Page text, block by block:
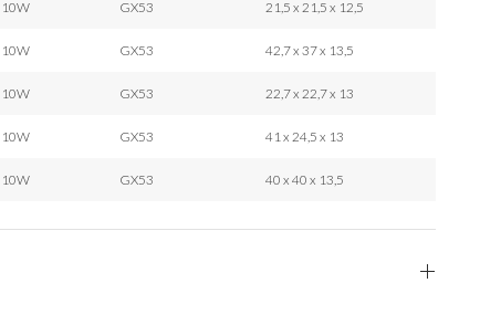
10W GX53 21,5 x 21,5 x 12,5
10W GX53 42,7 x 37 x 13,5
10W GX53 22,7 x 22,7 x 13
10W GX53 41 x 24,5 x 13
10W GX53 40 x 40 x 13,5